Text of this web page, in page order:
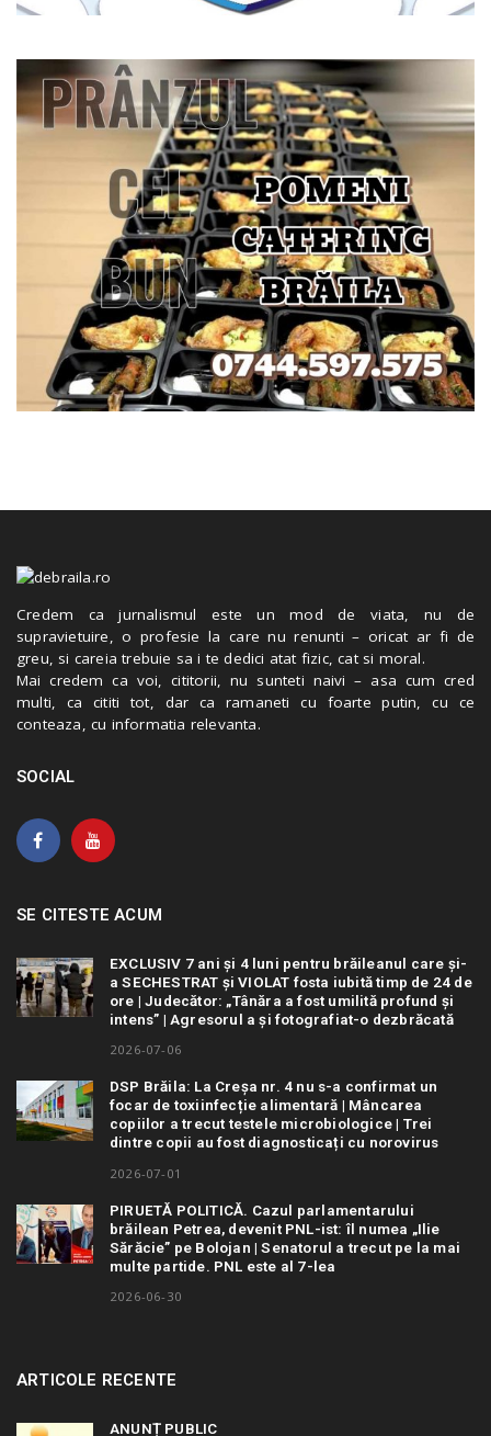
Credem ca jurnalismul este un mod de viata, nu de
supravietuire, o profesie la care nu renunti – oricat ar fi de
greu, si careia trebuie sa i te dedici atat fizic, cat si moral.
Mai credem ca voi, cititorii, nu sunteti naivi – asa cum cred
multi, ca cititi tot, dar ca ramaneti cu foarte putin, cu ce
conteaza, cu informatia relevanta.
SOCIAL
SE CITESTE ACUM
EXCLUSIV 7 ani și 4 luni pentru brăileanul care și-
a SECHESTRAT și VIOLAT fosta iubită timp de 24 de
ore | Judecător: „Tânăra a fost umilită profund și
intens” | Agresorul a și fotografiat-o dezbrăcată
2026-07-06
DSP Brăila: La Creșa nr. 4 nu s-a confirmat un
focar de toxiinfecție alimentară | Mâncarea
copiilor a trecut testele microbiologice | Trei
dintre copii au fost diagnosticați cu norovirus
2026-07-01
PIRUETĂ POLITICĂ. Cazul parlamentarului
brăilean Petrea, devenit PNL-ist: îl numea „Ilie
Sărăcie” pe Bolojan | Senatorul a trecut pe la mai
multe partide. PNL este al 7-lea
2026-06-30
ARTICOLE RECENTE
ANUNȚ PUBLIC